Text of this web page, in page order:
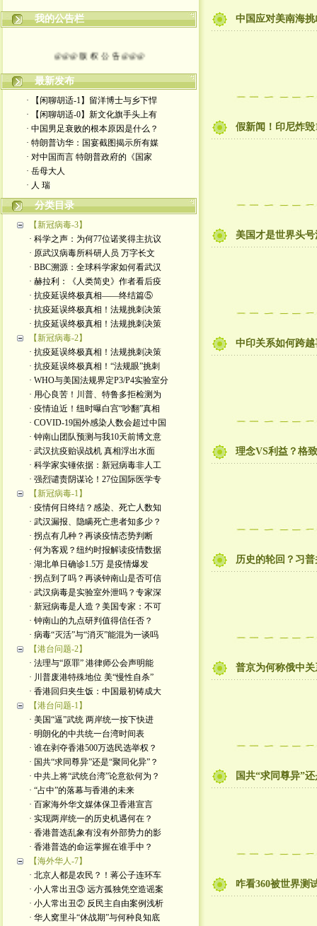
我的公告栏
崇尚理性评论，拒绝人身攻击！
本博客所发布文章，
除特别注明者外，均为原创。
转载或制作视频，
须注明如下版权信息：
作者（格致夫）和出处（万维链接）
最新发布
· 【闲聊胡适-1】留洋博士与乡下悍
· 【闲聊胡适-0】新文化旗手头上有
· 中国男足衰败的根本原因是什么？
· 特朗普访华：国宴截图揭示所有媒
· 对中国而言 特朗普政府的《国家
· 岳母大人
· 人 瑞
分类目录
【新冠病毒-3】
· 科学之声：为何77位诺奖得主抗议
· 原武汉病毒所科研人员 万字长文
· BBC溯源：全球科学家如何看武汉
· 赫拉利：《人类简史》作者看后疫
· 抗疫延误终极真相——终结篇⑤
· 抗疫延误终极真相！法规挑刺决策
· 抗疫延误终极真相！法规挑刺决策
【新冠病毒-2】
· 抗疫延误终极真相！法规挑刺决策
· 抗疫延误终极真相！“法规眼”挑刺
· WHO与美国法规界定P3/P4实验室分
· 用心良苦！川普、特鲁多拒检测为
· 疫情迫近！纽时曝白宫“吵翻”真相
· COVID-19国外感染人数会超过中国
· 钟南山团队预测与我10天前博文意
· 武汉抗疫贻误战机 真相浮出水面
· 科学家实锤依据：新冠病毒非人工
· 强烈谴责阴谋论！27位国际医学专
【新冠病毒-1】
· 疫情何日终结？感染、死亡人数知
· 武汉漏报、隐瞒死亡患者知多少？
· 拐点有几种？再谈疫情态势判断
· 何为客观？纽约时报解读疫情数据
· 湖北单日确诊1.5万 是疫情爆发
· 拐点到了吗？再谈钟南山是否可信
· 武汉病毒是实验室外泄吗？专家深
· 新冠病毒是人造？美国专家：不可
· 钟南山的九点研判值得信任否？
· 病毒“灭活”与“消灭”能混为一谈吗
【港台问题-2】
· 法理与“原罪” 港律师公会声明能
· 川普废港特殊地位 美“慢性自杀”
· 香港回归夹生饭：中国最初铸成大
【港台问题-1】
· 美国“逼”武统 两岸统一按下快进
· 明朗化的中共统一台湾时间表
· 谁在剥夺香港500万选民选举权？
· 国共“求同尊异”还是“聚同化异”？
· 中共上将“武统台湾”论意欲何为？
· “占中”的落幕与香港的未来
· 百家海外华文媒体保卫香港宣言
· 实现两岸统一的历史机遇何在？
· 香港普选乱象有没有外部势力的影
· 香港普选的命运掌握在谁手中？
【海外华人-7】
· 北京人都是农民？！蒋公子连环车
· 小人常出丑③ 远方孤独凭空造谣案
· 小人常出丑② 反民主自由案例浅析
· 华人窝里斗“休战期”与何种良知底
中国应对美南海
假新闻！印尼炸毁
美国才是世界头
中印关系如何跨
理念VS利益？格
历史的轮回？习
普京为何称俄中
国共“求同尊异”
咋看360被世界测